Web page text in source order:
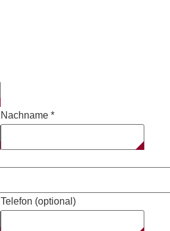
Nachname *
Telefon (optional)